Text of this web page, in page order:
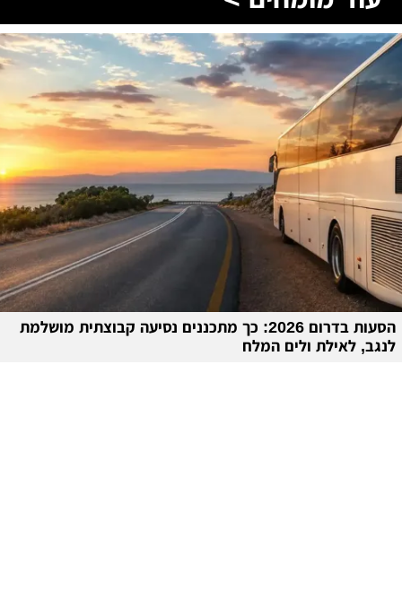
הסעות בדרום 2026: כך מתכננים נסיעה קבוצתית מושלמת
לנגב, לאילת ולים המלח